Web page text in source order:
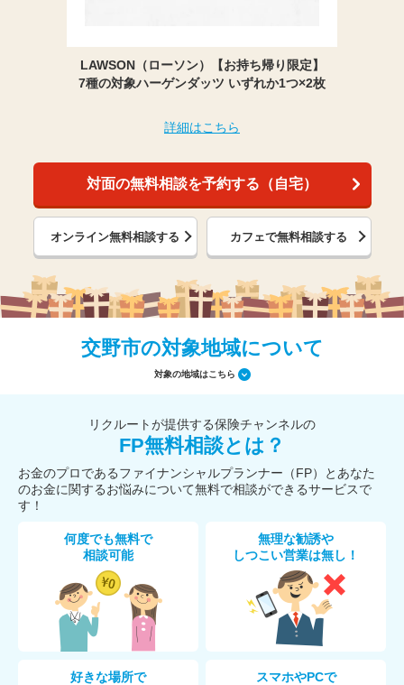
LAWSON（ローソン）【お持ち帰り限定】
7種の対象ハーゲンダッツ いずれか1つ×2枚
詳細はこちら
対面の無料相談を予約する（自宅）
オンライン無料相談する カフェで無料相談する
交野市の対象地域について
対象の地域はこちら
リクルートが提供する保険チャンネルの
FP無料相談とは？
お金のプロであるファイナンシャルプランナー（FP）とあなた
のお金に関するお悩みについて無料で相談ができるサービスで
す！
何度でも無料で
相談可能
無理な勧誘や
しつこい営業は無し！
好きな場所で
スマホやPCで